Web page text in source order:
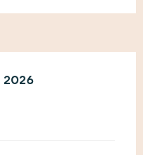
décembre 2026
2026